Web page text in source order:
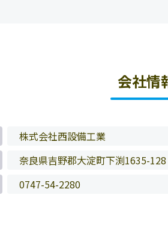
会社情
株式会社西設備工業
奈良県吉野郡大淀町下渕1635-128
0747-54-2280